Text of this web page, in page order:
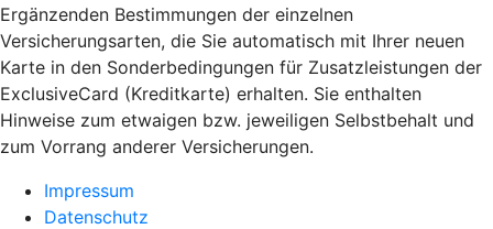
Ergänzenden Bestimmungen der einzelnen
Versicherungsarten, die Sie automatisch mit Ihrer neuen
Karte in den Sonderbedingungen für Zusatzleistungen der
ExclusiveCard (Kreditkarte) erhalten. Sie enthalten
Hinweise zum etwaigen bzw. jeweiligen Selbstbehalt und
zum Vorrang anderer Versicherungen.
Impressum
Datenschutz